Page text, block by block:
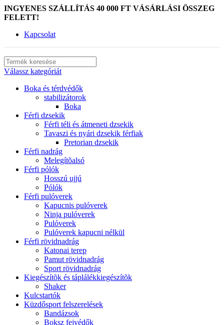
INGYENES SZÁLLÍTÁS 40 000 FT VÁSÁRLÁSI ÖSSZEG
FELETT!
Kapcsolat
Válassz kategóriát
Boka és térdvédők
stabilizátorok
Boka
Férfi dzsekik
Férfi téli és átmeneti dzsekik
Tavaszi és nyári dzsekik férfiak
Pretorian dzsekik
Férfi nadrág
Melegítõalsó
Férfi pólók
Hosszú ujjú
Pólók
Férfi pulóverek
Kapucnis pulóverek
Ninja pulóverek
Pulóverek
Pulóverek kapucni nélkül
Férfi rövidnadrág
Katonai terep
Pamut rövidnadrág
Sport rövidnadrág
Kiegészítõk és táplálékkiegészítõk
Shaker
Kulcstartók
Küzdősport felszerelések
Bandázsok
Boksz fejvédők